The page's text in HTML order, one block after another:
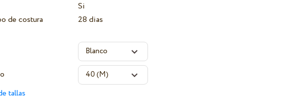
Si
de costura
28 dias
tallas